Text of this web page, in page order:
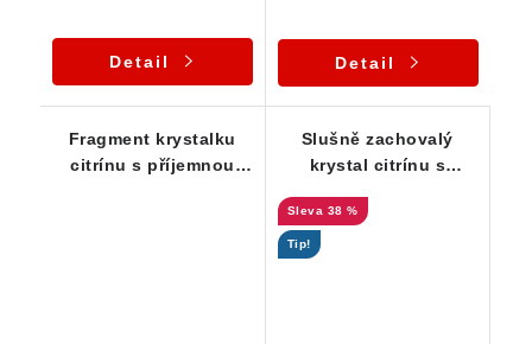
Detail Detail
Fragment krystalku
citrínu s příjemnou
Slušně zachovalý
krystal citrínu s
křemennou základnou
38 %
Tip!